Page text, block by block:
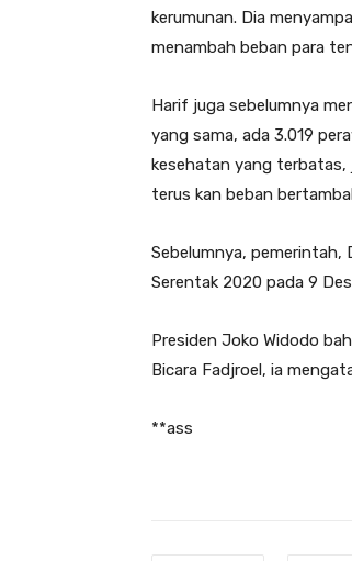
kerumunan. Dia
menambah beban para
Harif juga sebelumnya
yang sama, ada 3.019
kesehatan yang terbatas,
terus kan beban
Sebelumnya, pemerintah,
Serentak 2020 pada 9
Presiden Joko Widodo
Bicara Fadjroel, ia
**ass